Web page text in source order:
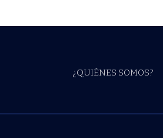
¿QUIÉNES SOMOS?